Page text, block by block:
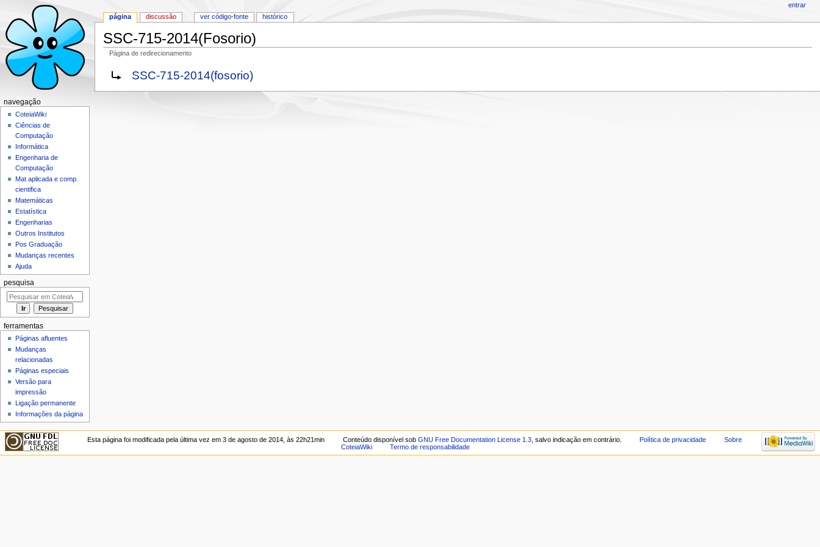
SSC-715-2014(Fosorio)
Página de redirecionamento
Redirecionar para:
SSC-715-2014(fosorio)
página discussão ver código-fonte histórico
entrar
navegação
CoteiaWiki
Ciências de
Computação
Informática
Engenharia de
Computação
Mat aplicada e comp.
cientifica
Matemáticas
Estatística
Engenharias
Outros Institutos
Pos Graduação
Mudanças recentes
Ajuda
pesquisa
ferramentas
Páginas afluentes
Mudanças
relacionadas
Páginas especiais
Versão para
impressão
Ligação permanente
Informações da página
Esta página foi modificada pela última vez em 3 de agosto de 2014, às 22h21min Conteúdo disponível sob GNU Free Documentation License 1.3, salvo indicação em contrário. Política de privacidade
Sobre
CoteiaWiki
Termo de responsabilidade